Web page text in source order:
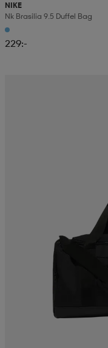
NIKE
Nk Brasilia 9.5 Duffel Bag
229:-